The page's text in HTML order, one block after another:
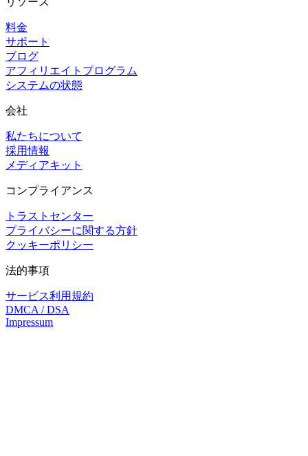
料金
サポート
ブログ
アフィリエイトプログラム
システムの状態
会社
私たちについて
採用情報
メディアキット
コンプライアンス
トラストセンター
プライバシーに関する方針
クッキーポリシー
法的事項
サービス利用規約
DMCA / DSA
Impressum